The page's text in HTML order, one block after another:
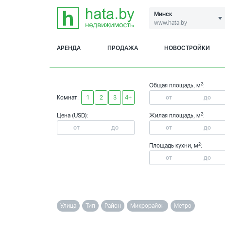
Минск
www.hata.by
АРЕНДА ПРОДАЖА НОВОСТРОЙКИ
Комнат: 1 2 3 4+
Цена (USD):
Общая площадь, м2:
Жилая площадь, м2:
Площадь кухни, м2:
Улица Тип Район Микрорайон Метро